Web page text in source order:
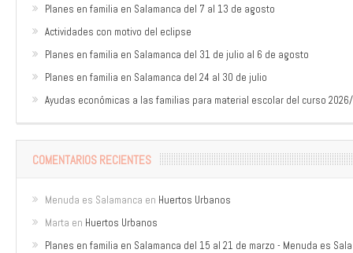
Planes en familia en Salamanca del 7 al 13 de agosto
Actividades con motivo del eclipse
Planes en familia en Salamanca del 31 de julio al 6 de agosto
Planes en familia en Salamanca del 24 al 30 de julio
Ayudas económicas a las familias para material escolar del curso
COMENTARIOS RECIENTES
Menuda es Salamanca en Huertos Urbanos
Marta en Huertos Urbanos
Planes en familia en Salamanca del 15 al 21 de marzo - Menuda es